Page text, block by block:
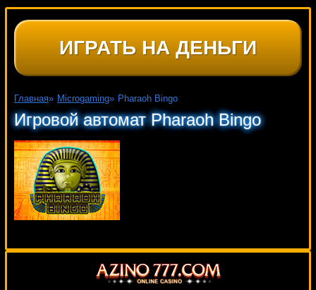
ИГРАТЬ НА ДЕНЬГИ
Главная» Microgaming» Pharaoh Bingo
Игровой автомат Pharaoh Bingo